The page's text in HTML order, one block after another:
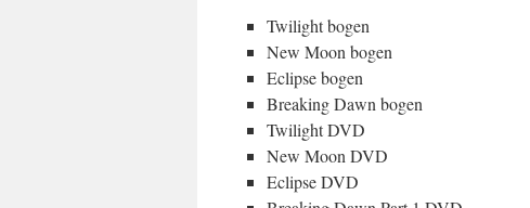
Twilight bogen
New Moon bogen
Eclipse bogen
Breaking Dawn bogen
Twilight DVD
New Moon DVD
Eclipse DVD